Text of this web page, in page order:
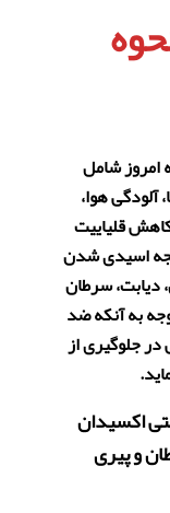
شامل
هوا،
قلیاییت
اسیدی شدن
دیابت، سرطان
به آنکه ضد
جلوگیری از
اکسیدان
و پیری